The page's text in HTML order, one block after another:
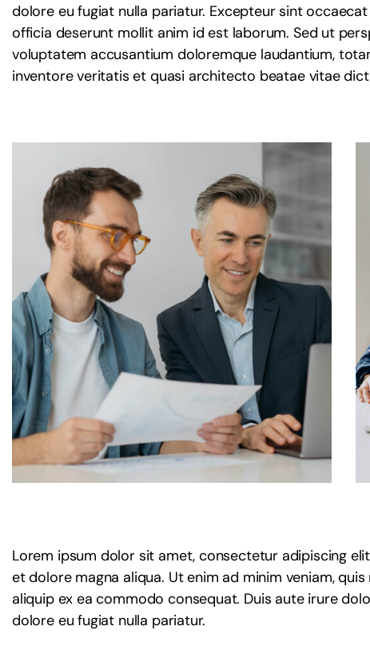
dolore eu fugiat nulla pariatur. Excepteur sint
officia deserunt mollit anim id est laborum. Sed ut
voluptatem accusantium doloremque laudantium,
inventore veritatis et quasi architecto beatae vitae
Lorem ipsum dolor sit amet, consectetur adipiscing
et dolore magna aliqua. Ut enim ad minim veniam,
aliquip ex ea commodo consequat. Duis aute irure
dolore eu fugiat nulla pariatur.